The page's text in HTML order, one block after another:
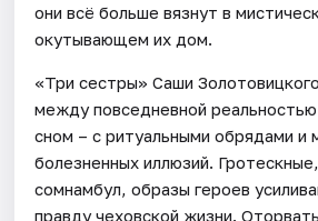
они всё больше вязнут в
окутывающем их дом.
«Три сестры» Саши
между повседневной
сном – с ритуальными обрядами и
болезненных иллюзий.
сомнамбул, образы героев
правду чеховской жизни.